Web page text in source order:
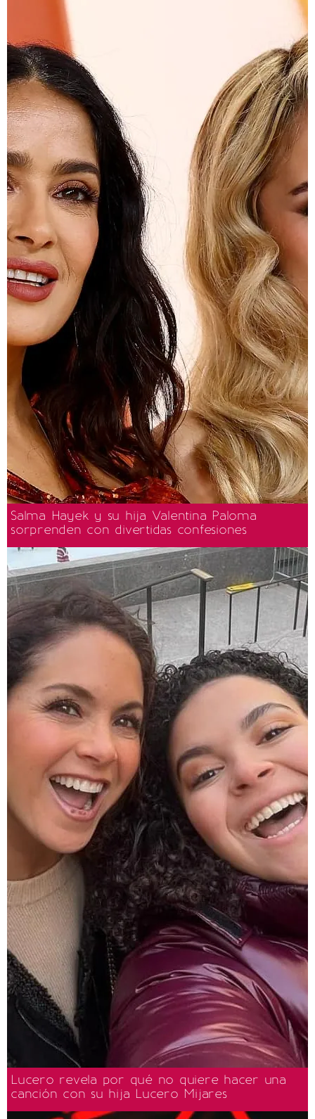
Salma Hayek y su hija Valentina Paloma
sorprenden con divertidas confesiones
Lucero revela por qué no quiere hacer una
canción con su hija Lucero Mijares